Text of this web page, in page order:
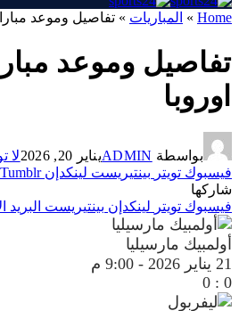
Home
» المباريات » تفاصيل وموعد مباراة أولمبيك
اوروبا
بواسطة ADMINيناير 20, 2026 لا
فيسبوك تويتر بينتيريست لينكدإن Tumblr
شاركها
فيسبوك تويتر لينكدإن بينتيريست البريد
أولمبيك مارسيليا
21 يناير 2026
- 9:00 م
0
:
0